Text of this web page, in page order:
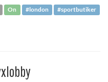
On #london #sportbutiker